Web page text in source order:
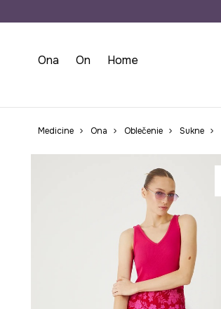
Ona On Home
Medicine Ona Oblečenie Sukne